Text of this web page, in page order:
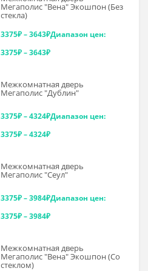
Мегаполис "Вена" Экошпон (Без
стекла)
3375₽–3643₽Диапазон цен:
3375₽ – 3643₽
Межкомнатная дверь
Мегаполис "Дублин"
3375₽–4324₽Диапазон цен:
3375₽ – 4324₽
Межкомнатная дверь
Мегаполис "Сеул"
3375₽–3984₽Диапазон цен:
3375₽ – 3984₽
Межкомнатная дверь
Мегаполис "Вена" Экошпон (Со
стеклом)